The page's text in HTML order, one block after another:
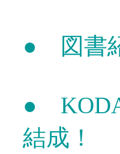
● 図書
●
結成！